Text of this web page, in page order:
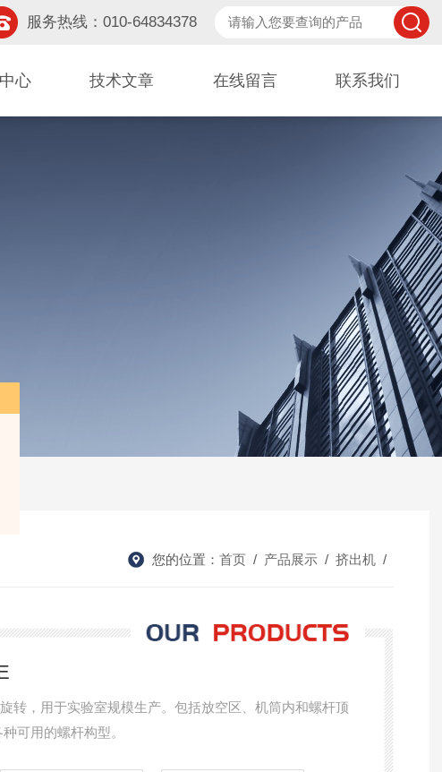
服务热线：010-64834378
心 技术文章 在线留言 联系我们
您的位置： 首页 / 产品展示 / 挤出机 /
转，用于实验室规模生产。包括放空区、机筒内和螺杆顶
可用的螺杆构型。